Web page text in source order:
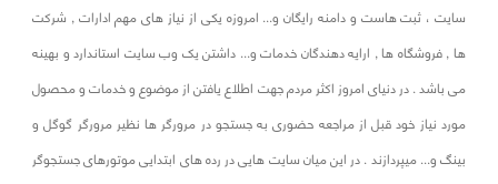
سایت ، ثبت هاست و دامنه رایگان و... امروزه یکی از نیاز های مهم ادارات , شرکت
ها , فروشگاه ها , ارايه دهندگان خدمات و... داشتن یک وب سایت استاندارد و بهینه
می باشد . در دنیای امروز اکثر مردم جهت اطلاع یافتن از موضوع و خدمات و محصول
مورد نیاز خود قبل از مراجعه حضوری به جستجو در مرورگر ها نظیر مرورگر گوگل و
بینگ و... میپردازند . در این میان سایت هایی در رده های ابتدایی موتورهای جستجوگر